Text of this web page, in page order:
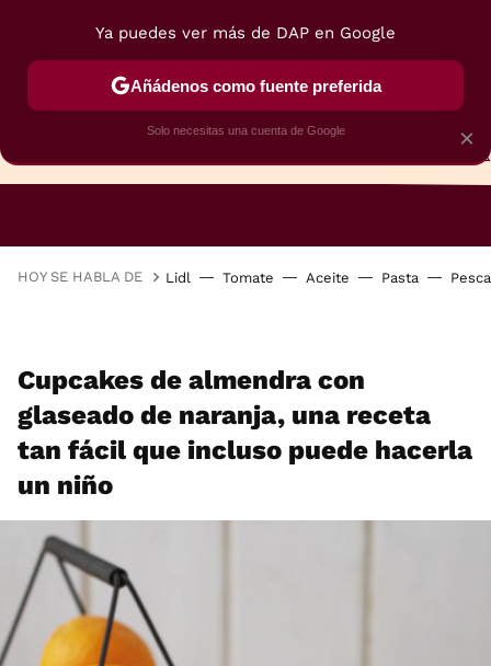
HOY SE HABLA DE Lidl Tomate Aceite Pasta
Cupcakes de almendra con
glaseado de naranja, una receta
tan fácil que incluso puede hacerla
un niño
×
Ya puedes ver más de DAP en Google
Añádenos como fuente preferida
Solo necesitas una cuenta de Google